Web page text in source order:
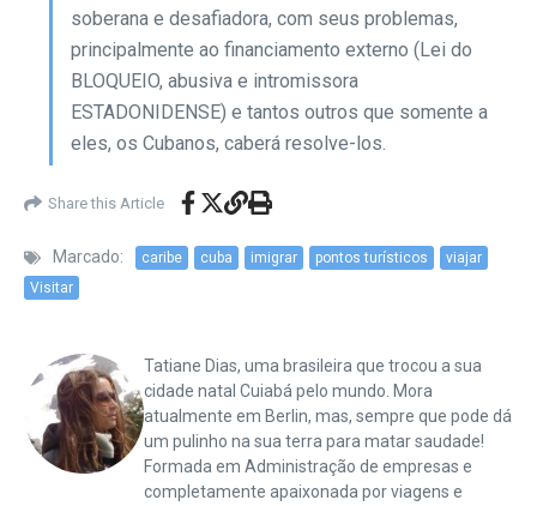
soberana e desafiadora, com seus problemas,
principalmente ao financiamento externo (Lei do
BLOQUEIO, abusiva e intromissora
ESTADONIDENSE) e tantos outros que somente a
eles, os Cubanos, caberá resolve-los.
Share this Article
Marcado: caribe cuba imigrar pontos turísticos
viajar
Visitar
Tatiane Dias, uma brasileira que trocou a sua
cidade natal Cuiabá pelo mundo. Mora
atualmente em Berlin, mas, sempre que pode dá
um pulinho na sua terra para matar saudade!
Formada em Administração de empresas e
completamente apaixonada por viagens e